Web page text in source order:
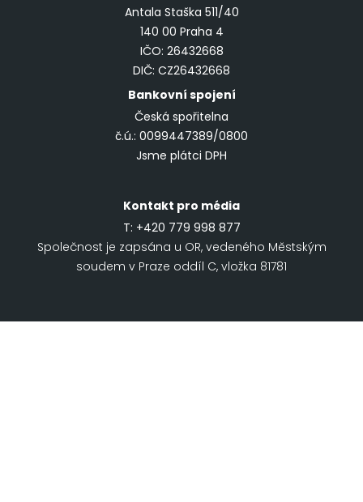
Antala Staška 511/40
140 00 Praha 4
IČO: 26432668
DIČ: CZ26432668
Bankovní spojení
Česká spořitelna
č.ú.: 0099447389/0800
Jsme plátci DPH
Kontakt pro média
T: +420 779 998 877
Společnost je zapsána u OR, vedeného Městským
soudem v Praze oddíl C, vložka 81781